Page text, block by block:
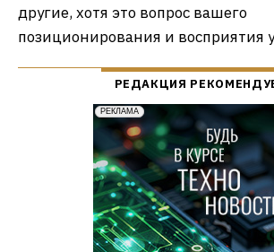
другие, хотя это вопрос вашего
позиционирования и восприятия